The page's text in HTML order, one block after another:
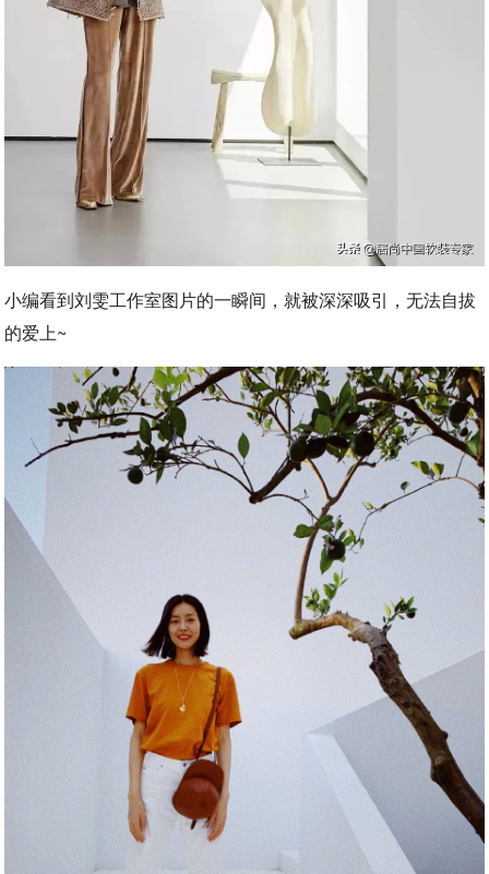
小编看到刘雯工作室图片的一瞬间，就被深深吸引，无法自拔
的爱上~